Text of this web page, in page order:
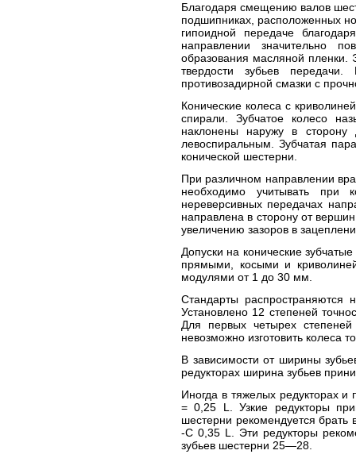
Благодаря смещению валов
подшипниках, расположенных
гипоидной передаче
направлении значительно
образования масляной
твердости зубьев
противозадирной смазки с
Конические колеса с
спирали. Зубчатое колесо
наклонены наружу в сторону
левоспиральным. Зубчатая
конической шестерни.
При различном направлении
необходимо учитывать при
нереверсивных передачах
направлена в сторону от
увеличению зазоров в
Допуски на конические
прямыми, косыми и
модулями от 1 до 30 мм.
Стандарты
Установлено 12 степеней
Для первых четырех
невозможно изготовить колеса
В зависимости от ширины
редукторах ширина зубьев
Иногда в тяжелых редукторах
= 0,25 L. Узкие редукторы
шестерни рекомендуется
-С 0,35 L. Эти редукторы
зубьев шестерни 25—28.